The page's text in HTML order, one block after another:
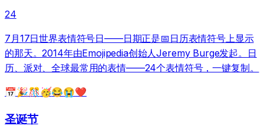
24
7月17日世界表情符号日——日期正是📅日历表情符号上显示
的那天。2014年由Emojipedia创始人Jeremy Burge发起。日
历、派对、全球最常用的表情——24个表情符号，一键复制。
📅🎉🎊 🥳😂😭❤️
圣诞节